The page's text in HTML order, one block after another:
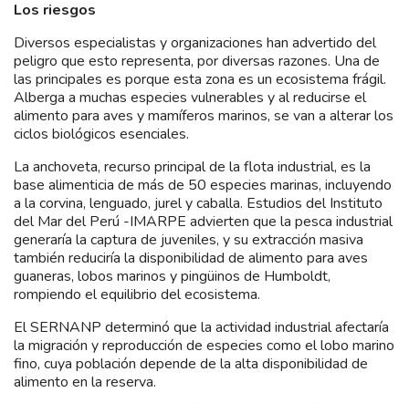
Los riesgos
Diversos especialistas y organizaciones han advertido del
peligro que esto representa, por diversas razones. Una de
las principales es porque esta zona es un ecosistema frágil.
Alberga a muchas especies vulnerables y al reducirse el
alimento para aves y mamíferos marinos, se van a alterar los
ciclos biológicos esenciales.
La anchoveta, recurso principal de la flota industrial, es la
base alimenticia de más de 50 especies marinas, incluyendo
a la corvina, lenguado, jurel y caballa. Estudios del Instituto
del Mar del Perú -IMARPE advierten que la pesca industrial
generaría la captura de juveniles, y su extracción masiva
también reduciría la disponibilidad de alimento para aves
guaneras, lobos marinos y pingüinos de Humboldt,
rompiendo el equilibrio del ecosistema.
El SERNANP determinó que la actividad industrial afectaría
la migración y reproducción de especies como el lobo marino
fino, cuya población depende de la alta disponibilidad de
alimento en la reserva.